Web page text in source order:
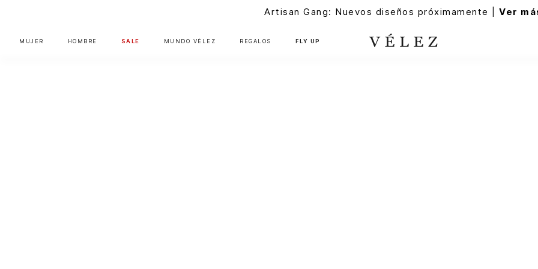
Artisan Gang: Nuevos diseños próximamente |Ver
MUJER HOMBRE SALE MUNDO VÉLEZ REGALOS FLY UP